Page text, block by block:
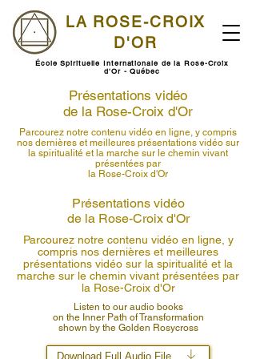
LA ROSE-CROIX
D'OR
École Spirituelle Internationale de la Rose-Croix
d'Or - Québec
Présentations vidéo
de la Rose-Croix d'Or
Parcourez notre contenu vidéo en ligne, y compris
nos dernières et meilleures présentations vidéo sur
la spiritualité et la marche sur le chemin vivant
présentées par
la Rose-Croix d'Or
Présentations vidéo
de la Rose-Croix d'Or
Parcourez notre contenu vidéo en ligne, y
compris nos dernières et meilleures
présentations vidéo sur la spiritualité et la
marche sur le chemin vivant présentées par
la Rose-Croix d'Or
Listen to our audio books
on the Inner Path of Transformation
shown by the Golden Rosycross
Download Full Audio File